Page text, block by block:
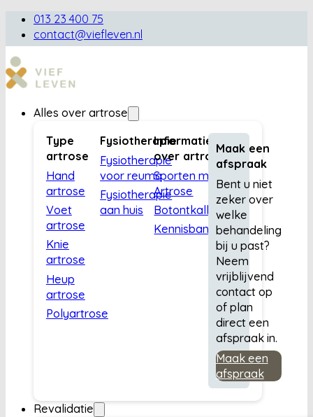
013 23 400 75
contact@viefleven.nl
Alles over artrose
Type
artrose
Hand
artrose
Voet
artrose
Knie
artrose
Heup
artrose
Polyartrose
Fysiotherapie
Fysiotherapie
voor reuma
Fysiotherapie
aan huis
Informatie
over artrose
Sporten met
Artrose
Botontkalking
Kennisbank
Maak een
afspraak
Bent u niet
zeker over
welke
behandeling
bij u past?
Neem
vrijblijvend
contact op
of plan
direct een
afspraak in.
Maak een
afspraak
Revalidatie